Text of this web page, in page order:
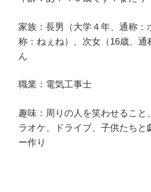
家族：長男（大学４年、通称：
称：ねぇね）、次女（16歳、通
ん
職業：電気工事士
趣味：周りの人を笑わせること
ラオケ、ドライブ、子供たちと
ー作り